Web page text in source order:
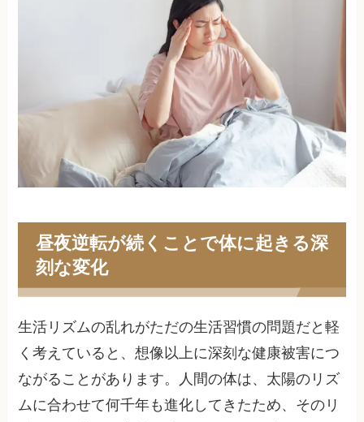
昼夜逆転が続くことで体に起きる深
刻な変化
生活リズムの乱れがただの生活習慣の問題だと軽
く考えていると、想像以上に深刻な健康被害につ
ながることがあります。人間の体は、太陽のリズ
ムに合わせて何千年も進化してきたため、そのリ